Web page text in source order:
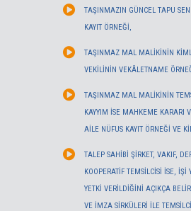
TAŞINMAZIN GÜNCEL TAPU
KAYIT ÖRNEĞİ,
TAŞINMAZ MAL MALİKİNİN
VEKİLİNİN VEKÂLETNAME
TAŞINMAZ MAL MALİKİNİN
KAYYIM İSE MAHKEME KARARI
AİLE NÜFUS KAYIT ÖRNEĞİ VE
TALEP SAHİBİ ŞİRKET, VAKIF,
KOOPERATİF TEMSİLCİSİ İSE, İŞİ
YETKİ VERİLDİĞİNİ AÇIKÇA
VE İMZA SİRKÜLERİ İLE